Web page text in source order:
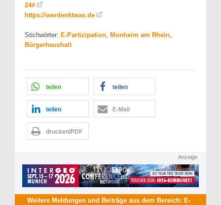
24#
https://werdenktwas.de
Stichwörter: E-Partizipation, Monheim am Rhein,
Bürgerhaushalt
teilen teilen
teilen E-Mail
drucken/PDF
Anzeige
Weitere Meldungen und Beiträge aus dem Bereich: E-